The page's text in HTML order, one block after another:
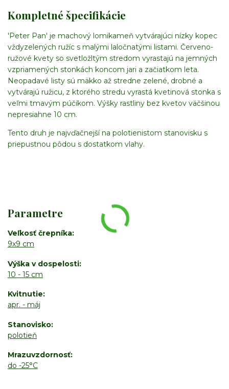
Kompletné špecifikácie
'Peter Pan' je machový lomikameň vytvárajúci nízky kopec
vždyzelených ružíc s malými laločnatými listami. Červeno-
ružové kvety so svetložltým stredom vyrastajú na jemných
vzpriamených stonkách koncom jari a začiatkom leta.
Neopadavé listy sú mäkko až stredne zelené, drobné a
vytvárajú ružicu, z ktorého stredu vyrastá kvetinová stonka s
veľmi tmavým púčikom. Výšky rastliny bez kvetov väčšinou
nepresiahne 10 cm.
Tento druh je najvďačnejší na polotienistom stanovisku s
priepustnou pôdou s dostatkom vlahy.
Parametre
Veľkosť črepníka
9x9 cm
Výška v dospelosti
10 - 15 cm
Kvitnutie
apr. - máj
Stanovisko
polotieň
Mrazuvzdornosť
do -25°C